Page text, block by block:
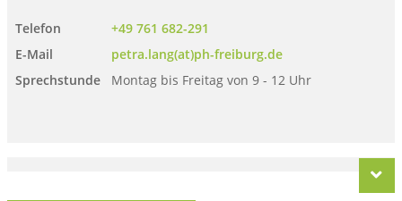
Telefon
+49 761 682-291
E-Mail
petra.lang(at)ph-freiburg.de
Sprechstunde
Montag bis Freitag von 9 - 12 Uhr